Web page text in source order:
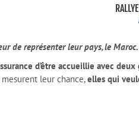
de représenter leur pays, le
d’être accueillie avec
leur chance,elles qui